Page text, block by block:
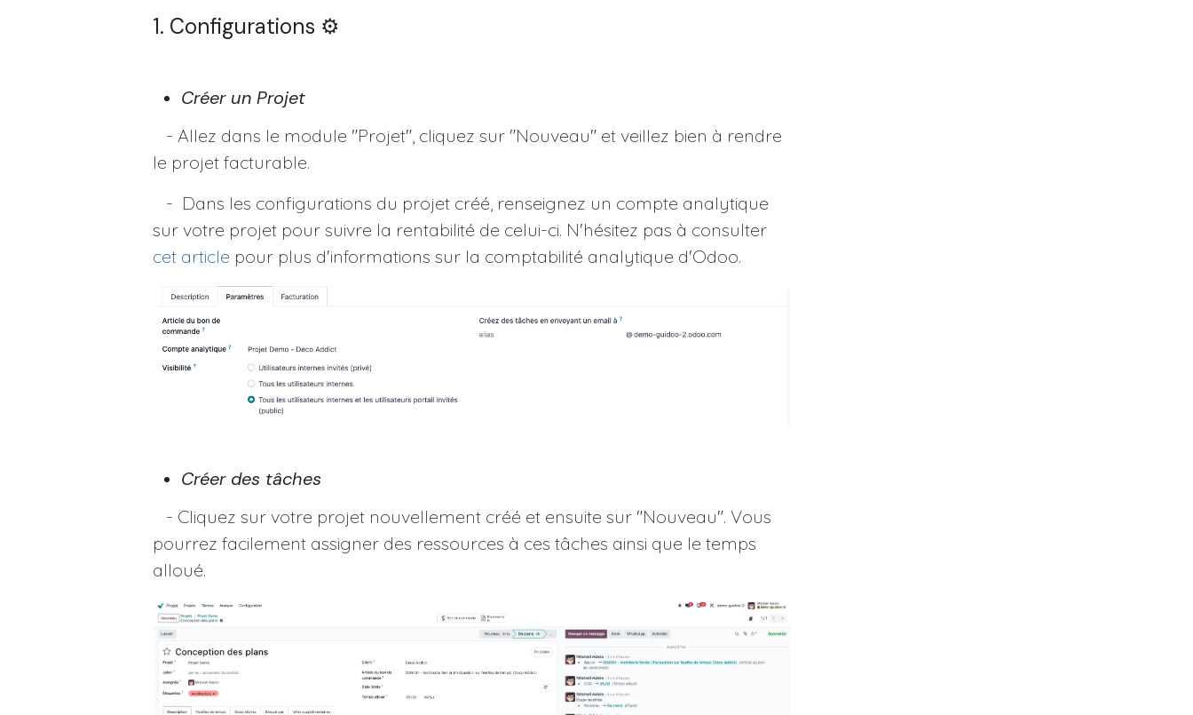
1. Configurations ⚙️
Créer un Projet
- Allez dans le module "Projet", cliquez sur "Nouveau" et veillez bien à rendre
le projet facturable.
- Dans les configurations du projet créé, renseignez un compte analytique
sur votre projet pour suivre la rentabilité de celui-ci. N'hésitez pas à consulter
cet article pour plus d'informations sur la comptabilité analytique d'Odoo.
Créer des tâches
- Cliquez sur votre projet nouvellement créé et ensuite sur "Nouveau". Vous
pourrez facilement assigner des ressources à ces tâches ainsi que le temps
alloué.